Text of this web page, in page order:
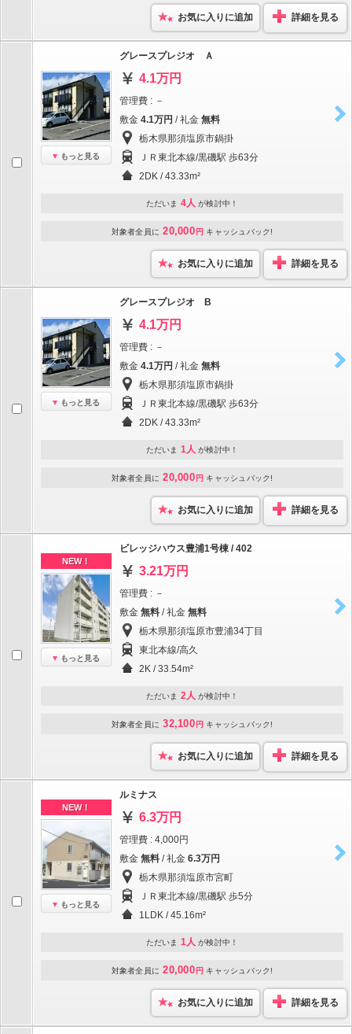
お気に入りに追加 詳細を見る
もっと見る
グレースプレジオ Ａ
4.1万円
管理費 : －
敷金 4.1万円 / 礼金 無料
栃木県那須塩原市鍋掛
ＪＲ東北本線/黒磯駅 歩63分
2DK / 43.33m²
ただいま 4人 が検討中！
対象者全員に 20,000 円 キャッシュバック!
お気に入りに追加 詳細を見る
もっと見る
グレースプレジオ B
4.1万円
管理費 : －
敷金 4.1万円 / 礼金 無料
栃木県那須塩原市鍋掛
ＪＲ東北本線/黒磯駅 歩63分
2DK / 43.33m²
ただいま 1人 が検討中！
対象者全員に 20,000 円 キャッシュバック!
お気に入りに追加 詳細を見る
NEW！
もっと見る
ビレッジハウス豊浦1号棟 / 402
3.21万円
管理費 : －
敷金 無料 / 礼金 無料
栃木県那須塩原市豊浦34丁目
東北本線/高久
2K / 33.54m²
ただいま 2人 が検討中！
対象者全員に 32,100 円 キャッシュバック!
お気に入りに追加 詳細を見る
NEW！
もっと見る
ルミナス
6.3万円
管理費 : 4,000円
敷金 無料 / 礼金 6.3万円
栃木県那須塩原市宮町
ＪＲ東北本線/黒磯駅 歩5分
1LDK / 45.16m²
ただいま 1人 が検討中！
対象者全員に 20,000 円 キャッシュバック!
お気に入りに追加 詳細を見る